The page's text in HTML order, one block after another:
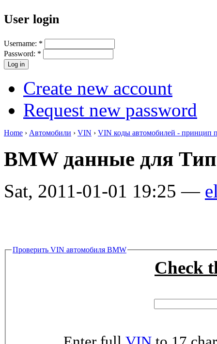
User login
Username: *
Password: *
Create new account
Request new password
Home › Автомобили › VIN › VIN коды автомобилей - принцип
BMW данные для
Sat, 2011-01-01 19:25 —
Проверить VIN автомобиля BMW
Check